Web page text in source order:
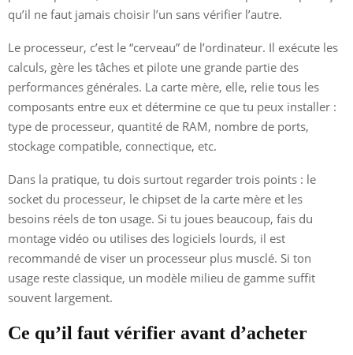
qu’il ne faut jamais choisir l’un sans vérifier l’autre.
Le processeur, c’est le “cerveau” de l’ordinateur. Il exécute les
calculs, gère les tâches et pilote une grande partie des
performances générales. La carte mère, elle, relie tous les
composants entre eux et détermine ce que tu peux installer :
type de processeur, quantité de RAM, nombre de ports,
stockage compatible, connectique, etc.
Dans la pratique, tu dois surtout regarder trois points : le
socket du processeur, le chipset de la carte mère et les
besoins réels de ton usage. Si tu joues beaucoup, fais du
montage vidéo ou utilises des logiciels lourds, il est
recommandé de viser un processeur plus musclé. Si ton
usage reste classique, un modèle milieu de gamme suffit
souvent largement.
Ce qu’il faut vérifier avant d’acheter